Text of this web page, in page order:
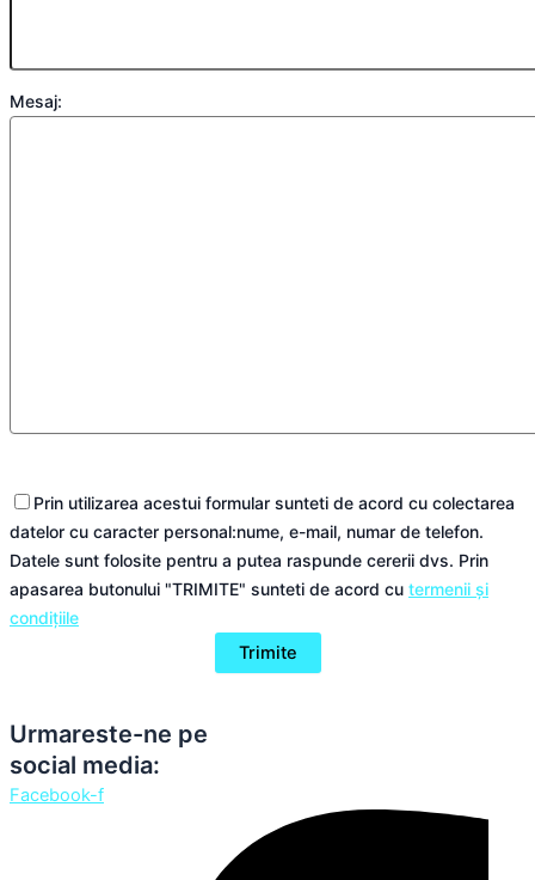
Mesaj:
Prin utilizarea acestui formular sunteti de acord cu colectarea
datelor cu caracter personal:nume, e-mail, numar de telefon.
Datele sunt folosite pentru a putea raspunde cererii dvs. Prin
apasarea butonului "TRIMITE" sunteti de acord cu termenii și
condițiile
Urmareste-ne pe
social media:
Facebook-f